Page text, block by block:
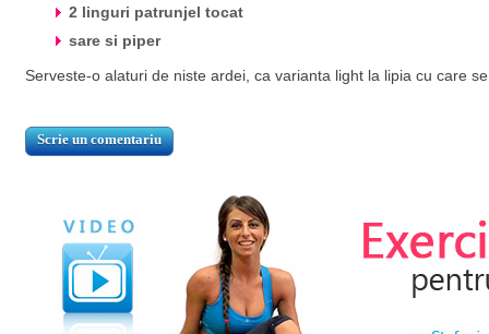
2 linguri patrunjel tocat
sare si piper
Serveste-o alaturi de niste ardei, ca varianta light la lipia cu care